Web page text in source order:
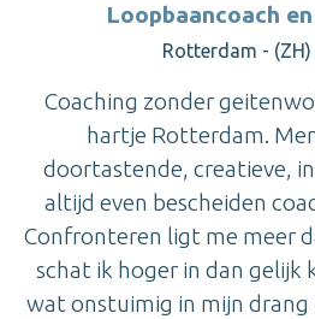
Loopbaancoach
Rotterdam - (ZH)
Coaching zonder
hartje Rotterdam.
doortastende, creatieve,
altijd even bescheiden
Confronteren ligt me meer
schat ik hoger in dan gelijk
wat onstuimig in mijn